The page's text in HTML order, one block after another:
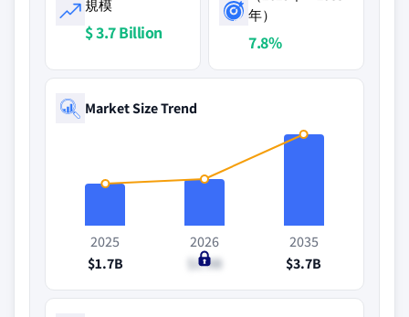
規模
$ 3.7 Billion
年）
7.8%
Market Size Trend
2025
$1.7B
2026
$1.9B
2035
$3.7B